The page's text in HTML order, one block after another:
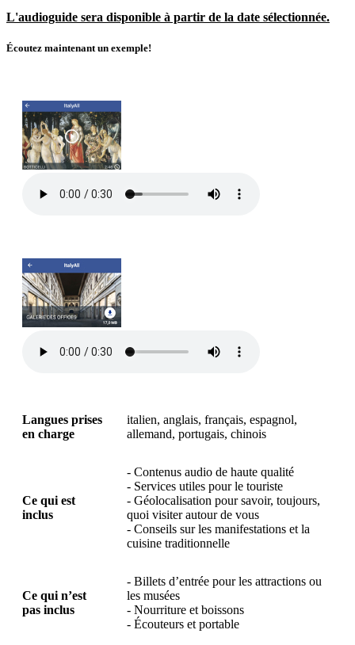
L'audioguide sera disponible à partir de la date sélectionnée.
Écoutez maintenant un exemple!
Langues prises
en charge
italien, anglais, français, espagnol,
allemand, portugais, chinois
Ce qui est
inclus
- Contenus audio de haute qualité
- Services utiles pour le touriste
- Géolocalisation pour savoir, toujours,
quoi visiter autour de vous
- Conseils sur les manifestations et la
cuisine traditionnelle
Ce qui n’est
pas inclus
- Billets d’entrée pour les attractions ou
les musées
- Nourriture et boissons
- Écouteurs et portable